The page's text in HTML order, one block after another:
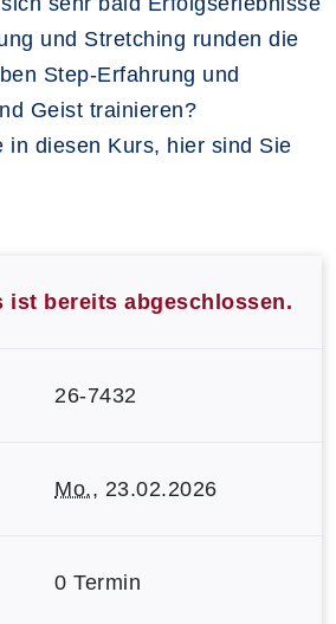
und Stretching runden die
Step-Erfahrung und
Geist trainieren?
in diesen Kurs, hier sind Sie
ist bereits abgeschlossen.
26-7432
Mo., 23.02.2026
0 Termin